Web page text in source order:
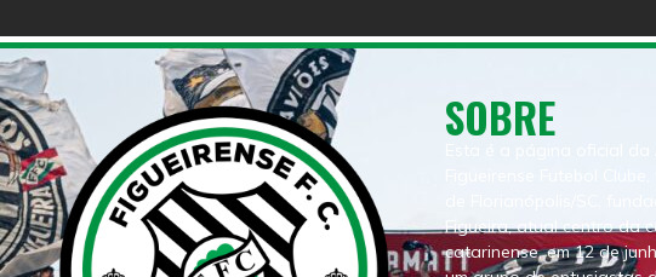
SOBRE
Figueirense Futebol
de Florianópolis/SC,
Figueira, atual centro da
catarinense, em 12 de